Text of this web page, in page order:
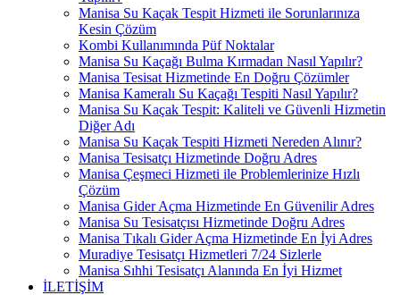
Manisa Su Kaçak Tespit Hizmeti ile Sorunlarınıza
Kesin Çözüm
Kombi Kullanımında Püf Noktalar
Manisa Su Kaçağı Bulma Kırmadan Nasıl Yapılır?
Manisa Tesisat Hizmetinde En Doğru Çözümler
Manisa Kameralı Su Kaçağı Tespiti Nasıl Yapılır?
Manisa Su Kaçak Tespit: Kaliteli ve Güvenli Hizmetin
Diğer Adı
Manisa Su Kaçak Tespiti Hizmeti Nereden Alınır?
Manisa Tesisatçı Hizmetinde Doğru Adres
Manisa Çeşmeci Hizmeti ile Problemlerinize Hızlı
Çözüm
Manisa Gider Açma Hizmetinde En Güvenilir Adres
Manisa Su Tesisatçısı Hizmetinde Doğru Adres
Manisa Tıkalı Gider Açma Hizmetinde En İyi Adres
Muradiye Tesisatçı Hizmetleri 7/24 Sizlerle
Manisa Sıhhi Tesisatçı Alanında En İyi Hizmet
İLETİŞİM